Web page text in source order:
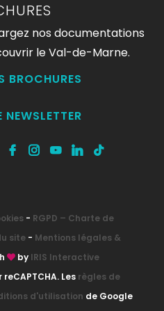
nos documentations
le Val-de-Marne.
BROCHURES
NEWSLETTER
- RGPD – Charte de
site- Mentions légales &
by IRIS Interactive
Les règles de
d'utilisation de Google